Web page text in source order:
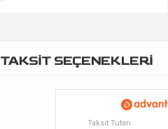
TAKSİT SEÇENEKLERİ
Taksit Tutarı